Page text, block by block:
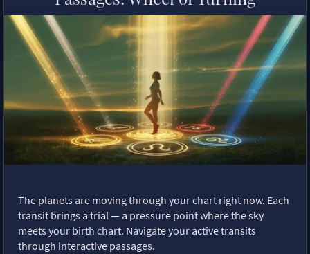
The planets are moving through your chart right now. Each
transit brings a trial — a pressure point where the sky
meets your birth chart. Navigate your active transits
through interactive passages.